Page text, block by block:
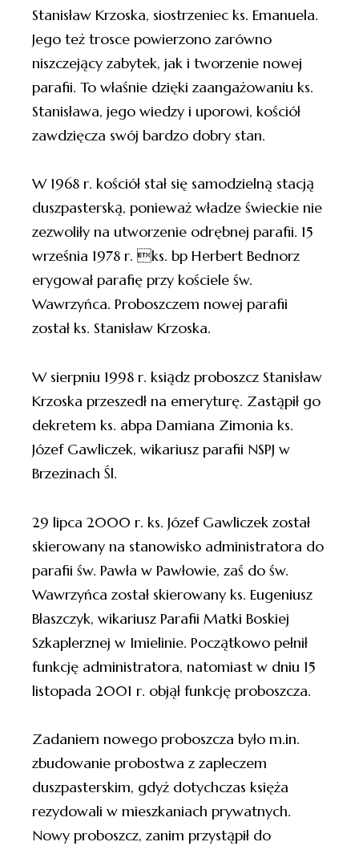
Stanisław Krzoska, siostrzeniec ks. Emanuela.
Jego też trosce powierzono zarówno
niszczejący zabytek, jak i tworzenie nowej
parafii. To właśnie dzięki zaangażowaniu ks.
Stanisława, jego wiedzy i uporowi, kościół
zawdzięcza swój bardzo dobry stan.
W 1968 r. kościół stał się samodzielną stacją
duszpasterską, ponieważ władze świeckie nie
zezwoliły na utworzenie odrębnej parafii. 15
września 1978 r. ks. bp Herbert Bednorz
erygował parafię przy kościele św.
Wawrzyńca. Proboszczem nowej parafii
został ks. Stanisław Krzoska.
W sierpniu 1998 r. ksiądz proboszcz Stanisław
Krzoska przeszedł na emeryturę. Zastąpił go
dekretem ks. abpa Damiana Zimonia ks.
Józef Gawliczek, wikariusz parafii NSPJ w
Brzezinach Śl.
29 lipca 2000 r. ks. Józef Gawliczek został
skierowany na stanowisko administratora do
parafii św. Pawła w Pawłowie, zaś do św.
Wawrzyńca został skierowany ks. Eugeniusz
Błaszczyk, wikariusz Parafii Matki Boskiej
Szkaplerznej w Imielinie. Początkowo pełnił
funkcję administratora, natomiast w dniu 15
listopada 2001 r. objął funkcję proboszcza.
Zadaniem nowego proboszcza było m.in.
zbudowanie probostwa z zapleczem
duszpasterskim, gdyż dotychczas księża
rezydowali w mieszkaniach prywatnych.
Nowy proboszcz, zanim przystąpił do